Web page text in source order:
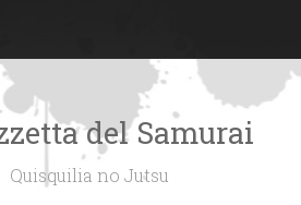
del Samurai
Quisquilia no Jutsu